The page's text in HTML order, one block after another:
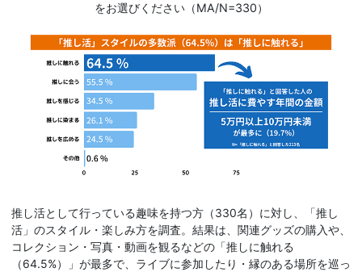
をお選びください（MA/N=330）
推し活として行っている趣味を持つ方（330名）に対し、「推し
活」のスタイル・楽しみ方を調査。結果は、関連グッズの購入や、
コレクション・写真・動画を観るなどの「推しに触れる
（64.5%）」が最多で、ライブに参加したり・縁のある場所を巡っ